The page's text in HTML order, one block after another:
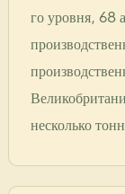
го уровня, 68
несколько